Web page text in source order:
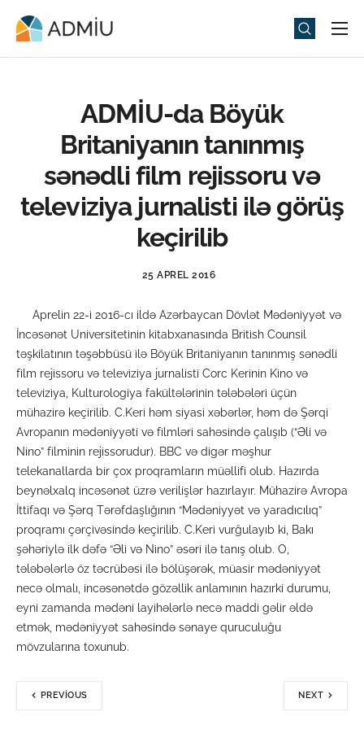
Universitet
Tədbirlər
Universitet həyatı
ADMİU-da Böyük
Britaniyanın tanınmış
sənədli film rejissoru və
televiziya jurnalisti ilə görüş
keçirilib
25 APREL 2016
Aprelin 22-i 2016-cı ildə Azərbaycan Dövlət Mədəniyyət və
İncəsənət Universitetinin kitabxanasında British Counsil
təşkilatının təşəbbüsü ilə Böyük Britaniyanın tanınmış sənədli
film rejissoru və televiziya jurnalisti Corc Kerinin Kino və
televiziya, Kulturologiya fakültələrinin tələbələri üçün
mühazirə keçirilib. C.Keri həm siyasi xəbərlər, həm də Şərqi
Avropanın mədəniyyəti və filmləri sahəsində çalışıb (“Əli və
Nino” filminin rejissorudur). BBC və digər məşhur
telekanallarda bir çox proqramların müəllifi olub. Hazırda
beynəlxalq incəsənət üzrə verilişlər hazırlayır. Mühazirə Avropa
İttifaqı və Şərq Tərəfdaşlığının “Mədəniyyət və yaradıcılıq”
proqramı çərçivəsində keçirilib. C.Keri vurğulayıb ki, Bakı
şəhəriylə ilk dəfə “Əli və Nino” əsəri ilə tanış olub. O,
tələbələrlə öz təcrübəsi ilə bölüşərək, müasir mədəniyyət
necə olmalı, incəsənətdə gözəllik anlamının hazırki durumu,
eyni zamanda mədəni layihələrlə necə maddi gəlir əldə
etmək, mədəniyyət sahəsində sənaye quruculuğu
mövzularına toxunub.
PREVIOUS NEXT